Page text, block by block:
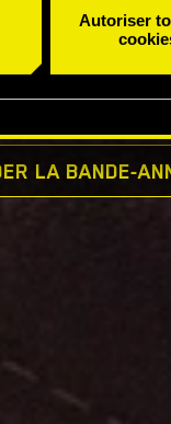
Autoriser
LA BANDE-